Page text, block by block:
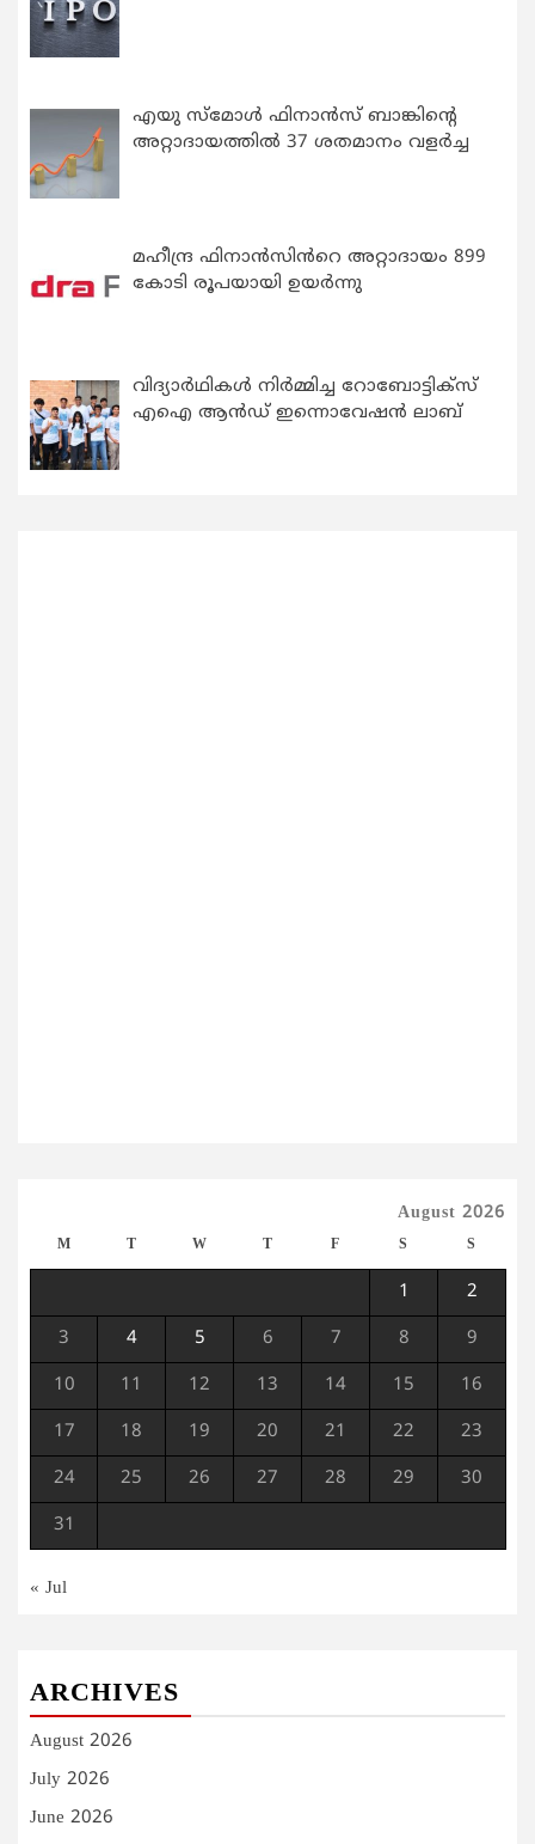
എയു സ്‌മോൾ ഫിനാൻസ് ബാങ്കിന്റെ
അറ്റാദായത്തിൽ 37 ശതമാനം വളർച്ച
മഹീന്ദ്ര ഫിനാൻസിൻറെ അറ്റാദായം 899
കോടി രൂപയായി ഉയർന്നു
വിദ്യാര്‍ഥികള്‍ നിര്‍മ്മിച്ച റോബോട്ടിക്സ്
എഐ ആന്‍ഡ് ഇന്നൊവേഷന്‍ ലാബ്
August 2026
M T W T F S S
1 2
3 4 5 6 7 8 9
10 11 12 13 14 15 16
17 18 19 20 21 22 23
24 25 26 27 28 29 30
31
« Jul
ARCHIVES
August 2026
July 2026
June 2026